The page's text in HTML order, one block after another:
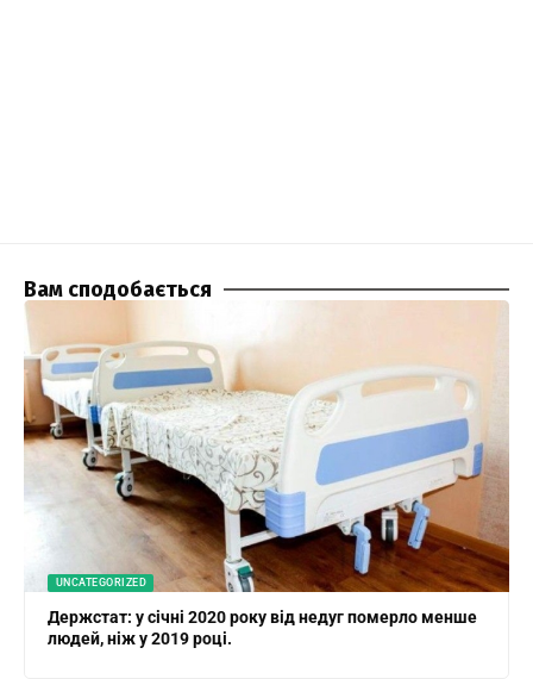
Вам сподобається
UNCATEGORIZED
Держстат: у січні 2020 року від недуг померло менше
людей, ніж у 2019 році.